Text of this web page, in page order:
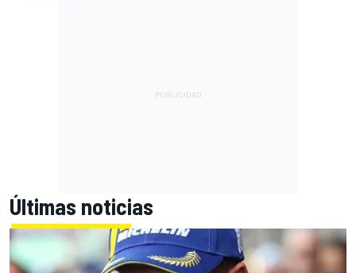
Últimas noticias